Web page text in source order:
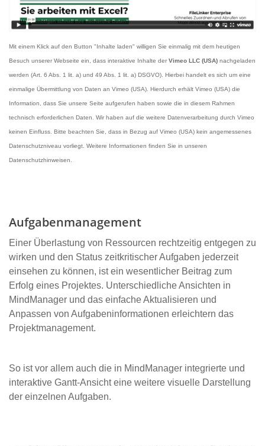
Mit einem Klick auf den Button "Inhalte laden" willigen Sie einmalig mit dem heutigen
Besuch unserer Webseite ein, dass interaktive Inhalte der Vimeo LLC (USA) nachgeladen
werden (Art. 6 Abs. 1 lit. a) und 49 Abs. 1 lit. a) DSGVO). Hierbei handelt es sich um eine
einmalige Übermittlung von Daten an Vimeo (USA). Hierdurch erhält Vimeo (USA) die
Information, dass Sie unsere Seite aufgerufen haben sowie die in diesem Rahmen
technisch erforderlichen Daten. Wir haben auf die weitere Datenverarbeitung durch Vimeo
keinen Einfluss. Bitte beachten Sie, dass in Bezug auf Vimeo (USA) kein angemessenes
Datenschutzniveau vorliegt. Weitere Informationen finden Sie in unseren
Datenschutzhinweisen.
Aufgabenmanagement
Einer Überlastung von Ressourcen rechtzeitig entgegen zu
wirken und den Status zeitkritischer Aufgaben jederzeit
einsehen zu können, ist ein wesentlicher Beitrag zum
Erfolg eines Projektes. Unterschiedliche Ansichten in
MindManager und das einfache Aktualisieren und
Anpassen von Aufgabeninformationen erleichtern das
Projektmanagement.
So ist vor allem auch die in MindManager integrierte und
interaktive Gantt-Ansicht eine weitere visuelle Darstellung
der einzelnen Aufgaben.